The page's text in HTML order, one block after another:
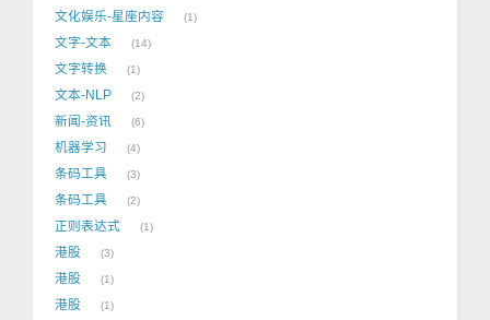
文化娱乐-星座内容 1
文字-文本 14
文字转换 1
文本-NLP 2
新闻-资讯 6
机器学习 4
条码工具 3
条码工具 2
正则表达式 1
港股 3
港股 1
港股 1